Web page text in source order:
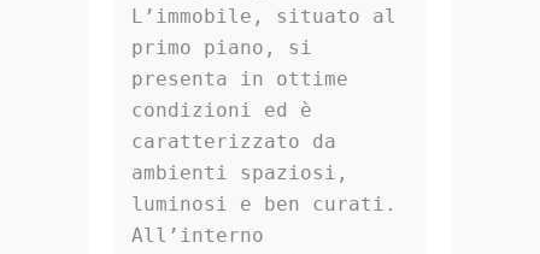
L’immobile, situato al
primo piano, si
presenta in ottime
condizioni ed è
caratterizzato da
ambienti spaziosi,
luminosi e ben curati.
All’interno